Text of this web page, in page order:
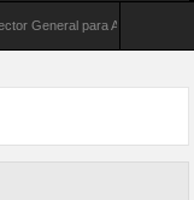
para América Latina